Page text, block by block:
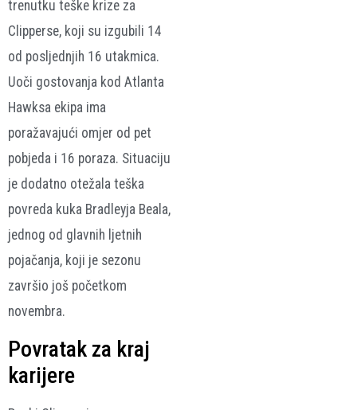
trenutku teške krize za
Clipperse, koji su izgubili 14
od posljednjih 16 utakmica.
Uoči gostovanja kod Atlanta
Hawksa ekipa ima
poražavajući omjer od pet
pobjeda i 16 poraza. Situaciju
je dodatno otežala teška
povreda kuka Bradleyja Beala,
jednog od glavnih ljetnih
pojačanja, koji je sezonu
završio još početkom
novembra.
Povratak za kraj
karijere